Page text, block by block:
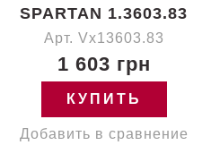
SPARTAN 1.3603.83
Арт. Vx13603.83
1 603 грн
КУПИТЬ
Добавить в сравнение